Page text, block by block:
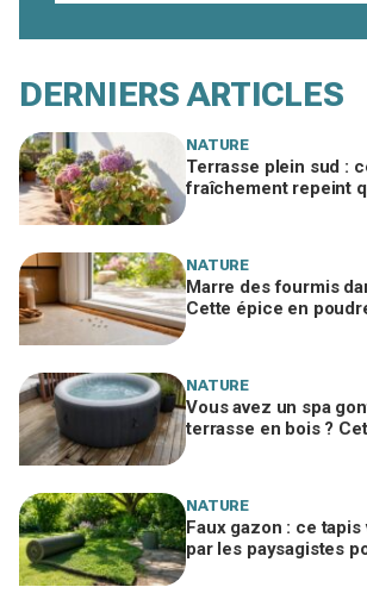
DERNIERS ARTICLES
NATURE
Terrasse plein sud :
fraîchement repeint
NATURE
Marre des fourmis
Cette épice en
NATURE
Vous avez un spa
terrasse en bois ?
NATURE
Faux gazon : ce
par les paysagistes